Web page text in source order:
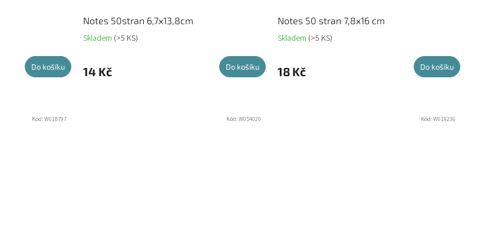
Do košíku
Notes 50stran 6,7x13,8cm
Skladem (>5 KS)
14 Kč Do košíku
Notes 50 stran 7,8x16 cm
Skladem (>5 KS)
18 Kč Do košíku
Kód:W018797 Kód:W054020 Kód:W019236